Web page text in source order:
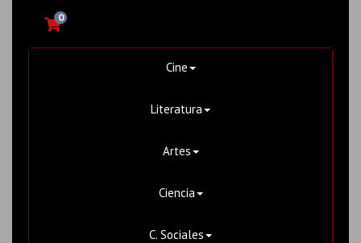
0
Cine
Literatura
Artes
Ciencia
C. Sociales